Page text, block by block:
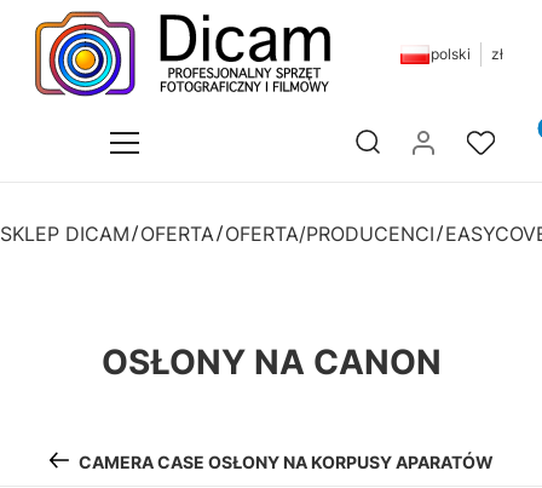
polski zł
Otwórz wyszukiwarkę
SKLEP DICAM OFERTA OFERTA/PRODUCENCI
OSŁONY NA CANON
CAMERA CASE OSŁONY NA KORPUSY APARATÓW